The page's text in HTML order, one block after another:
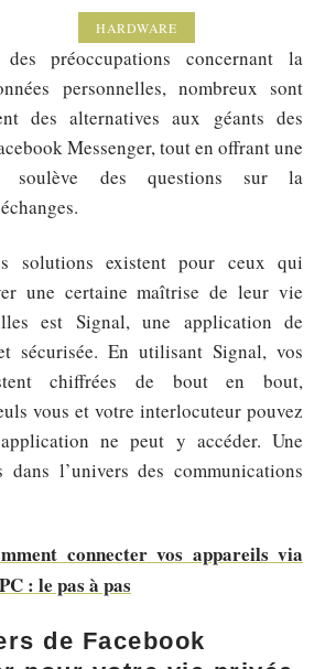
HARDWARE
préoccupations concernant la
personnelles, nombreux sont
des alternatives aux géants des
Messenger, tout en offrant une
soulève des questions sur la
solutions existent pour ceux qui
une certaine maîtrise de leur vie
est Signal, une application de
sécurisée. En utilisant Signal, vos
chiffrées de bout en bout,
vous et votre interlocuteur pouvez
ne peut y accéder. Une
l’univers des communications
connecter vos appareils via
: le pas à pas
de Facebook